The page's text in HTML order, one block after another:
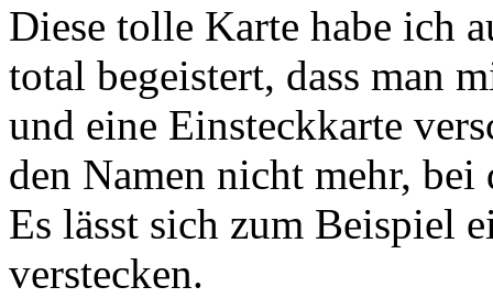
Diese tolle Karte habe ich
total begeistert, dass man
und eine Einsteckkarte
den Namen nicht mehr, bei
Es lässt sich zum Beispiel
verstecken.